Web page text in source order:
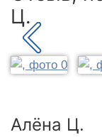
Ц.
Алёна Ц.